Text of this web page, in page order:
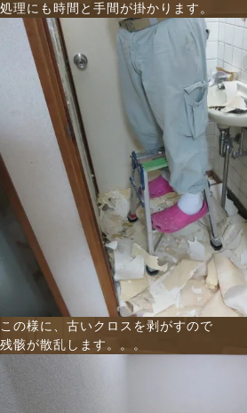
処理にも時間と手間が掛かります。
この様に、古いクロスを剥がすので
残骸が散乱します。。。